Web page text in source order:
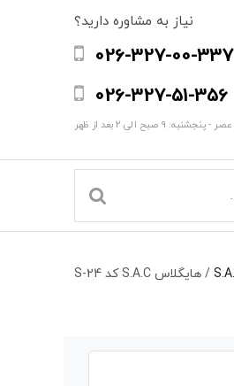
نیاز به مشاوره دارید؟
026-327-00-337
026-327-51-356
/ هایگلاس S.A.C کد S-24